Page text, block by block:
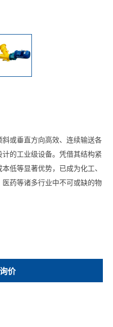
或垂直方向高效、连续输送各
的工业级设备。凭借其结构紧
低等显著优势，已成为化工、
药等诸多行业中不可或缺的物
价